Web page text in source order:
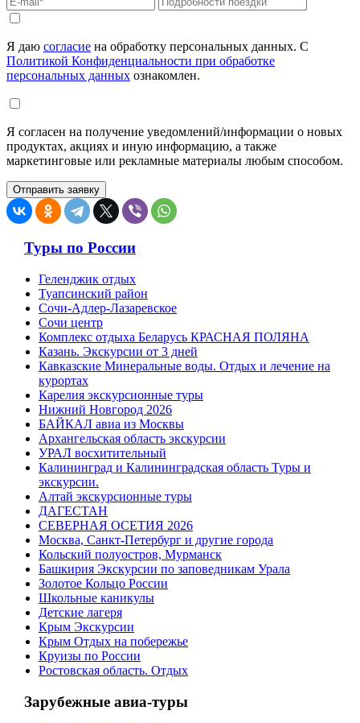
Я даю согласие на обработку персональных данных. С
Политикой Конфиденциальности при обработке
персональных данных ознакомлен.
Я согласен на получение уведомлений/информации о новых
продуктах, акциях и иную информацию, а также
маркетинговые или рекламные материалы любым способом.
Туры по России
Геленджик отдых
Туапсинский район
Сочи-Адлер-Лазаревское
Сочи центр
Комплекс отдыха Беларусь КРАСНАЯ ПОЛЯНА
Казань. Экскурсии от 3 дней
Кавказские Минеральные воды. Отдых и лечение на
курортах
Карелия экскурсионные туры
Нижний Новгород 2026
БАЙКАЛ авиа из Москвы
Архангельская область экскурсии
УРАЛ восхитительный
Калининград и Калининградская область Туры и
экскурсии.
Алтай экскурсионные туры
ДАГЕСТАН
СЕВЕРНАЯ ОСЕТИЯ 2026
Москва, Санкт-Петербург и другие города
Кольский полуостров, Мурманск
Башкирия Экскурсии по заповедникам Урала
Золотое Кольцо России
Школьные каникулы
Детские лагеря
Крым Экскурсии
Крым Отдых на побережье
Круизы по России
Ростовская область. Отдых
Зарубежные авиа-туры